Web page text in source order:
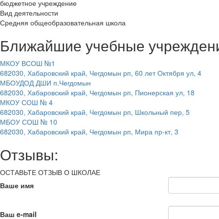
бюджетное учреждение
Вид деятельности
Средняя общеобразовательная школа
Ближайшие учебные
МКОУ ВСОШ №1
682030, Хабаровский край, Чегдомын рп, 60 лет Октября ул, 4
МБОУДОД ДШИ п.Чегдомын
682030, Хабаровский край, Чегдомын рп, Пионерская ул, 18
МКОУ СОШ № 4
682030, Хабаровский край, Чегдомын рп, Школьный пер, 5
МБОУ СОШ № 10
682030, Хабаровский край, Чегдомын рп, Мира пр-кт, 3
Отзывы:
ОСТАВЬТЕ ОТЗЫВ О ШКОЛАЕ
Ваше имя
Ваш e-mail